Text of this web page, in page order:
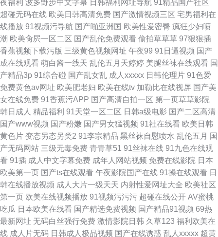
夜福利 波多野步中文字幕 日韩福利网址导航 91精品国产社区
超碰无码在线 欧美日韩高清免费 国产激情视频三区 宅男福利在
线播放 91视频污导航 国产啪亚洲国 欧美性爱密臀 疯狂少妇喷
潮 欧美肏屄一区二区 国产乱伦免费观看 偷拍草草草 97狠狠插
香蕉视频下载污版 三级黄色视频网址 午夜99 91日逼视频 国产
成在线观看 萌白酱一线天 乱伦五月天婷婷 美腿丝袜在线观看 国
产精品3p 91综合碰 国产乱女乱 成人xxxxx 日韩伦理片 91色爱
免费黄色av网址 欧美肥老妇 欧美在线tv 加勒比在线视屏 国产美
女在线免费 91香蕉污APP 国产高清自拍一区 第一页草草影院
韩日成人 精品福利 91天堂一区二区 日韩a级电影 国产二区高清
国产www视频 国产粉嫩 国产男女猛视频 91社在线看 欧美日韩
黄色片 变态另态另类2 91李宗精品 黑丝袜自慰喷水 乱伦五月 国
产无码网站 三级无毒免费 青青草51 91丝袜在线 91九色在线观
看 91插 成人中文字幕免费 成年人网站视频 免费在线影院 日本
欧美第一页 国产ts在线观看 午夜影院国产在线 91操在线观看 日
韩在线播放视频 成人大片一级天天 内射性爱网址大全 欧美社区
第一页 欧美在线视频播放 91视频污污污 超碰在线公开 AV蜜桃
吃瓜 日本欧美在线看 国产精选免费视频 国产精品91视频 69热
最新网址 无码白丝强行免费 激情影院日韩 久草123 福利欧美在
线 成人片无码 日韩成人极品视频 国产在线诱惑 乱人xxxxx 超黄